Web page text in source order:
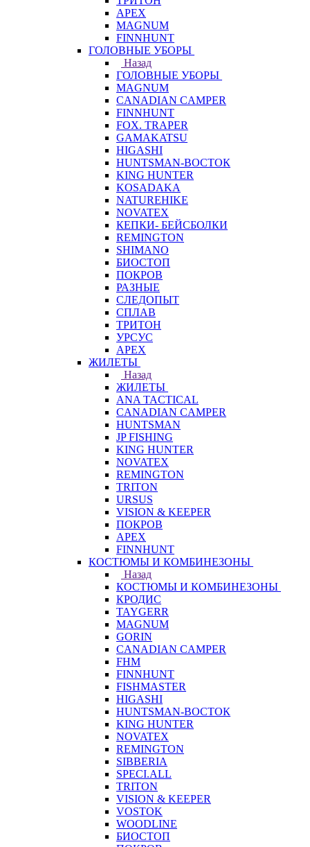
APEX
MAGNUM
FINNHUNT
ГОЛОВНЫЕ УБОРЫ
Назад
ГОЛОВНЫЕ УБОРЫ
MAGNUM
CANADIAN CAMPER
FINNHUNT
FOX. TRAPER
GAMAKATSU
HIGASHI
HUNTSMAN-ВОСТОК
KING HUNTER
KOSADAKA
NATUREHIKE
NOVATEX
КЕПКИ- БЕЙСБОЛКИ
REMINGTON
SHIMANO
БИОСТОП
ПОКРОВ
РАЗНЫЕ
СЛЕДОПЫТ
СПЛАВ
ТРИТОН
УРСУС
APEX
ЖИЛЕТЫ
Назад
ЖИЛЕТЫ
ANA TACTICAL
CANADIAN CAMPER
HUNTSMAN
JP FISHING
KING HUNTER
NOVATEX
REMINGTON
TRITON
URSUS
VISION & KEEPER
ПОКРОВ
APEX
FINNHUNT
КОСТЮМЫ И КОМБИНЕЗОНЫ
Назад
КОСТЮМЫ И КОМБИНЕЗОНЫ
КРОДИС
TAYGERR
MAGNUM
GORIN
CANADIAN CAMPER
FHM
FINNHUNT
FISHMASTER
HIGASHI
HUNTSMAN-ВОСТОК
KING HUNTER
NOVATEX
REMINGTON
SIBBERIA
SPECI.ALL
TRITON
VISION & KEEPER
VOSTOK
WOODLINE
БИОСТОП